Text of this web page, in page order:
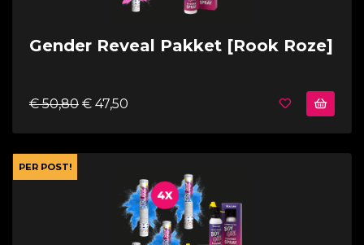
Gender Reveal Pakket [Rook Roze]
€ 50,80 € 47,50
PER POST!